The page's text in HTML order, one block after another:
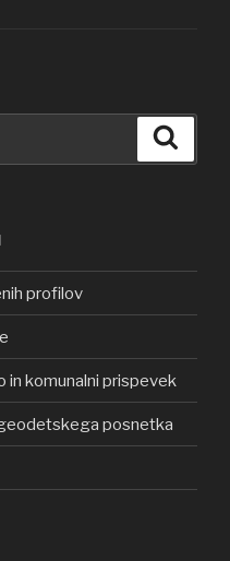
profilov
in komunalni prispevek
posnetka